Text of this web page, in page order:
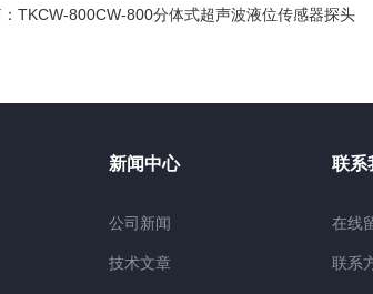
TKCW-800CW-800分体式超声波液位传感器探头
新闻中心
公司新闻
技术文章
联系
在线
联系